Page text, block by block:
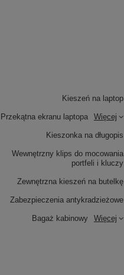
Kieszeń na laptop
Przekątna ekranu laptopa Więcej
Kieszonka na długopis
Wewnętrzny klips do mocowania
portfeli i kluczy
Zewnętrzna kieszeń na butelkę
Zabezpieczenia antykradzieżowe
Bagaż kabinowy Więcej